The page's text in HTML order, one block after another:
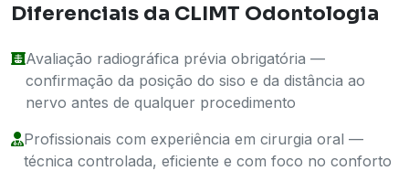
Diferenciais da CLIMT Odontologia
Avaliação radiográfica prévia obrigatória —
confirmação da posição do siso e da distância ao
nervo antes de qualquer procedimento
Profissionais com experiência em cirurgia oral —
técnica controlada, eficiente e com foco no conforto